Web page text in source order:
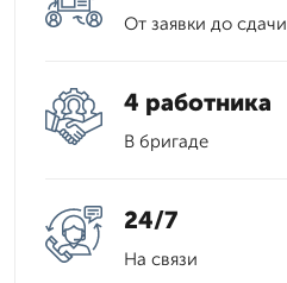
От заявки до сдачи
4 работника
В бригаде
24/7
На связи